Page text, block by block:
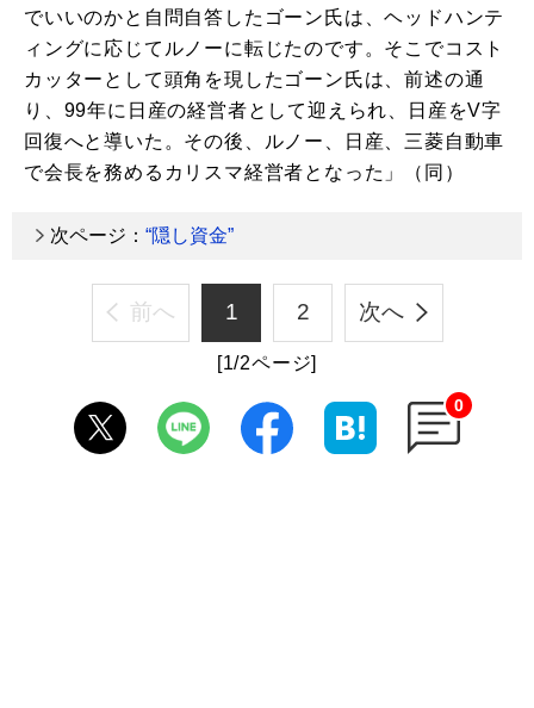
でいいのかと自問自答したゴーン氏は、ヘッドハンテ
ィングに応じてルノーに転じたのです。そこでコスト
カッターとして頭角を現したゴーン氏は、前述の通
り、99年に日産の経営者として迎えられ、日産をV字
回復へと導いた。その後、ルノー、日産、三菱自動車
で会長を務めるカリスマ経営者となった」（同）
次ページ： “隠し資金”
前へ 1 2 次へ
[1/2ページ]
0